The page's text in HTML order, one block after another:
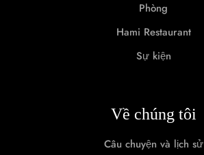
Phòng
Hami Restaurant
Sự kiện
Về chúng tôi
Câu chuyện và lịch sử